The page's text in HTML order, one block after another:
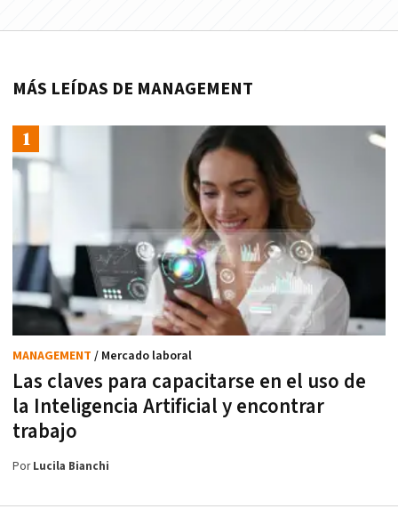
MÁS LEÍDAS DE MANAGEMENT
Las claves para capacitarse en el uso de
la Inteligencia Artificial y encontrar
trabajo
MANAGEMENT / Mercado laboral
PorLucila Bianchi